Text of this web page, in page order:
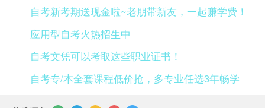
自考新考期送现金啦~老朋带新友，一起赚学费！
应用型自考火热招生中
自考文凭可以考取这些职业证书！
自考专/本全套课程低价抢，多专业任选3年畅学